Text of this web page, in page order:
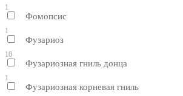
1
Фомопсис
1
Фузариоз
10
Фузариозная гниль донца
1
Фузариозная корневая гниль